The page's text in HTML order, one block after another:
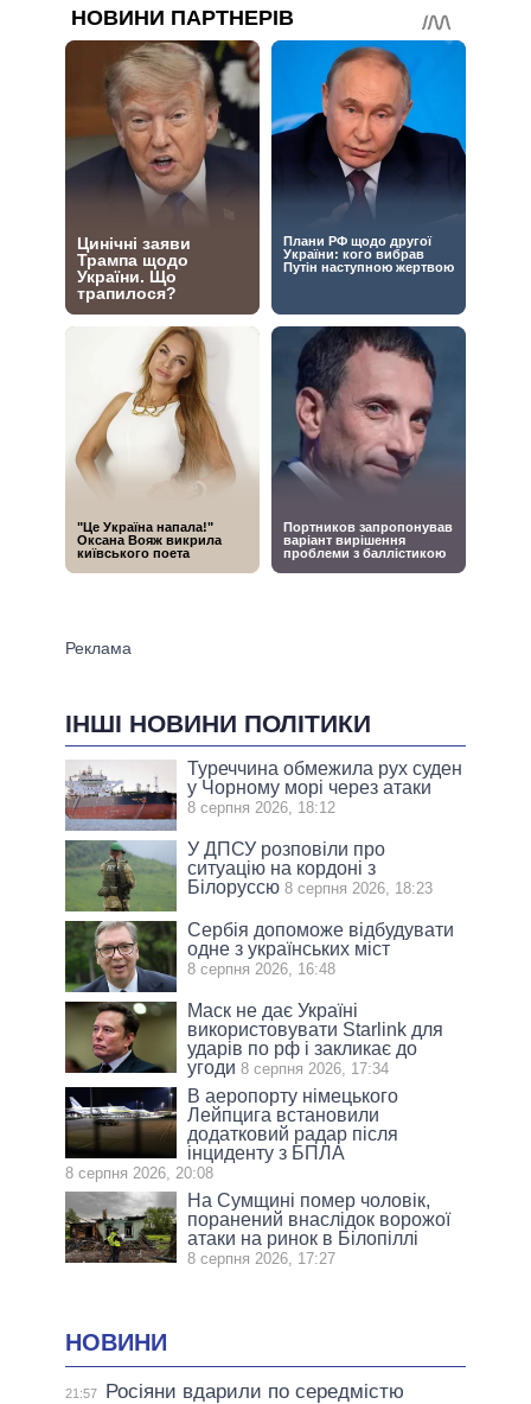
ІНШІ НОВИНИ ПОЛІТИКИ
Туреччина обмежила рух суден
у Чорному морі через атаки
8 серпня 2026, 18:12
У ДПСУ розповіли про
ситуацію на кордоні з
Білоруссю 8 серпня 2026, 18:23
Сербія допоможе відбудувати
одне з українських міст
8 серпня 2026, 16:48
Маск не дає Україні
використовувати Starlink для
ударів по рф і закликає до
угоди 8 серпня 2026, 17:34
В аеропорту німецького
Лейпцига встановили
додатковий радар після
інциденту з БПЛА
8 серпня 2026, 20:08
На Сумщині помер чоловік,
поранений внаслідок ворожої
атаки на ринок в Білопіллі
8 серпня 2026, 17:27
НОВИНИ
21:57
Росіяни вдарили по середмістю